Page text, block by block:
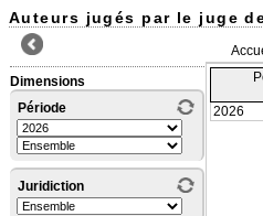
Auteurs jugés par le juge
Dimensions
Période
Juridiction
2026